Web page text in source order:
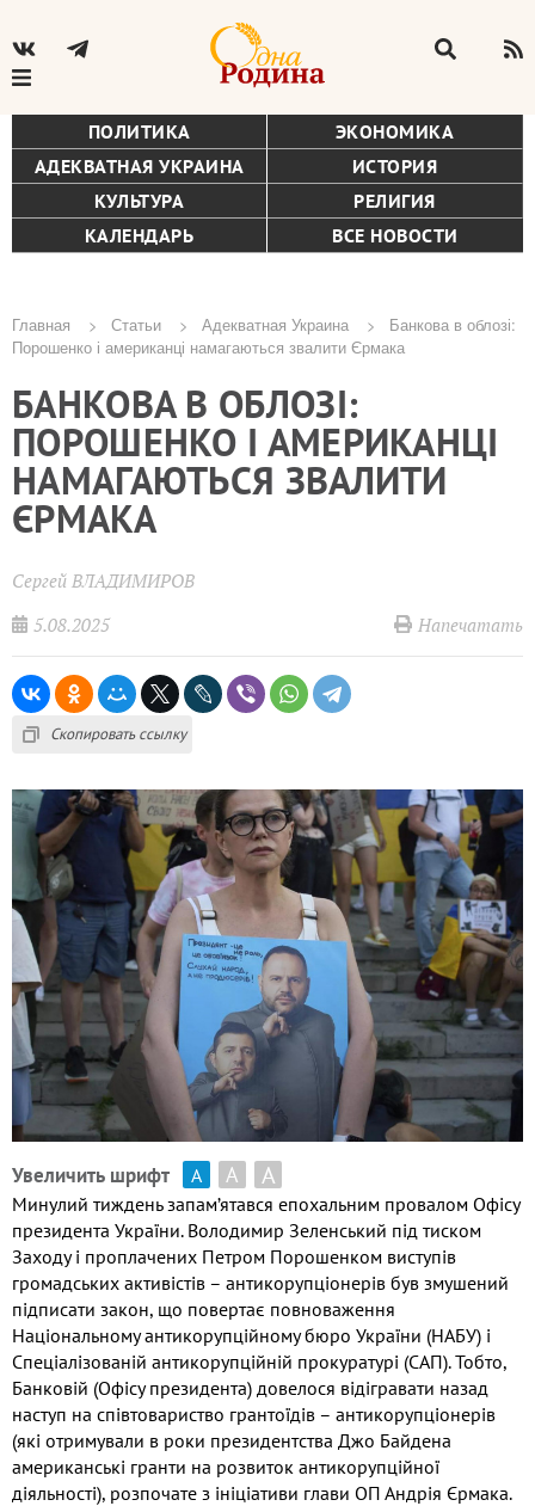
ПОЛИТИКА
ЭКОНОМИКА
АДЕКВАТНАЯ УКРАИНА
ИСТОРИЯ
КУЛЬТУРА
РЕЛИГИЯ
КАЛЕНДАРЬ
ВСЕ НОВОСТИ
Строка
навигации
Главная Статьи Адекватная Украина
Банкова в облозі:
Порошенко і американці намагаються звалити Єрмака
БАНКОВА В ОБЛОЗІ:
ПОРОШЕНКО І АМЕРИКАНЦІ
НАМАГАЮТЬСЯ ЗВАЛИТИ
ЄРМАКА
Сергей ВЛАДИМИРОВ
5.08.2025
Напечатать
Скопировать ссылку
Увеличить шрифт А А А
Минулий тиждень запам’ятався епохальним провалом Офісу
президента України. Володимир Зеленський під тиском
Заходу і проплачених Петром Порошенком виступів
громадських активістів – антикорупціонерів був змушений
підписати закон, що повертає повноваження
Національному антикорупційному бюро України (НАБУ) і
Спеціалізованій антикорупційній прокуратурі (САП). Тобто,
Банковій (Офісу президента) довелося відігравати назад
наступ на співтовариство грантоїдів – антикорупціонерів
(які отримували в роки президентства Джо Байдена
американські гранти на розвиток антикорупційної
діяльності), розпочате з ініціативи глави ОП Андрія Єрмака.